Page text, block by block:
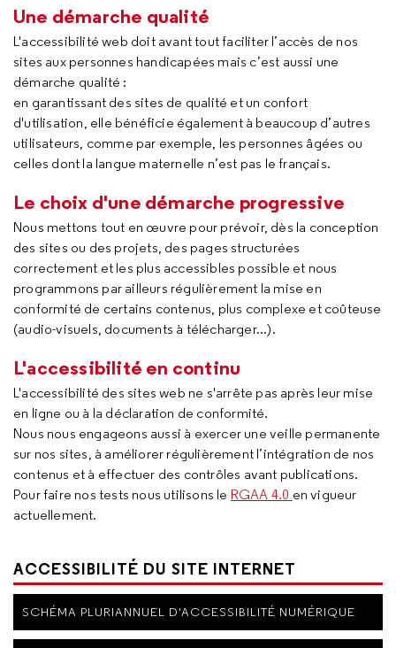
Une démarche qualité
L'accessibilité web doit avant tout faciliter l’accès de nos
sites aux personnes handicapées mais c’est aussi une
démarche qualité :
en garantissant des sites de qualité et un confort
d'utilisation, elle bénéficie également à beaucoup d’autres
utilisateurs, comme par exemple, les personnes âgées ou
celles dont la langue maternelle n’est pas le français.
Le choix d'une démarche progressive
Nous mettons tout en œuvre pour prévoir, dès la conception
des sites ou des projets, des pages structurées
correctement et les plus accessibles possible et nous
programmons par ailleurs régulièrement la mise en
conformité de certains contenus, plus complexe et coûteuse
(audio-visuels, documents à télécharger...).
L'accessibilité en continu
L'accessibilité des sites web ne s'arrête pas après leur mise
en ligne ou à la déclaration de conformité.
Nous nous engageons aussi à exercer une veille permanente
sur nos sites, à améliorer régulièrement l’intégration de nos
contenus et à effectuer des contrôles avant publications.
Pour faire nos tests nous utilisons le RGAA 4.0 en vigueur
actuellement.
ACCESSIBILITÉ DU SITE INTERNET
SCHÉMA PLURIANNUEL D'ACCESSIBILITÉ NUMÉRIQUE